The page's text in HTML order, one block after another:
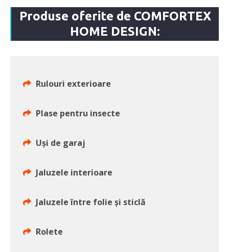
Produse oferite de COMFORTEX
HOME DESIGN:
Rulouri exterioare
Plase pentru insecte
Uși de garaj
Jaluzele interioare
Jaluzele între folie și sticlă
Rolete